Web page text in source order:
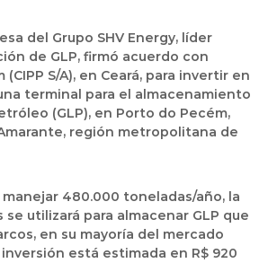
del Grupo SHV Energy, líder
de GLP, firmó acuerdo con
S/A), en Ceará, para invertir en
terminal para el almacenamiento
(GLP), en Porto do Pecém,
región metropolitana de
480.000 toneladas/año, la
utilizará para almacenar GLP que
en su mayoría del mercado
está estimada en R$ 920